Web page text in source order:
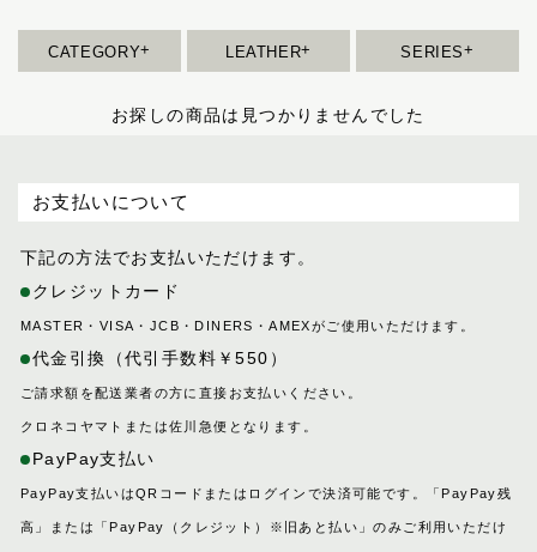
CATEGORY LEATHER SERIES
お探しの商品は見つかりませんでした
馬具
乗馬鞍
レース鞍
調教鞍
腹帯
アブミ・アブミ革
頭絡
手綱
肢巻き
パッド
エリテ
エリン
オークス
キーフォブ
お支払いについて
下記の方法でお支払いただけます。
クレジットカード
MASTER・VISA・JCB・DINERS・AMEXがご使用いただけます。
代金引換（代引手数料￥550）
ご請求額を配送業者の方に直接お支払いください。
クロネコヤマトまたは佐川急便となります。
PayPay支払い
PayPay支払いはQRコードまたはログインで決済可能です。「PayPay残
高」または「PayPay（クレジット）※旧あと払い」のみご利用いただけ